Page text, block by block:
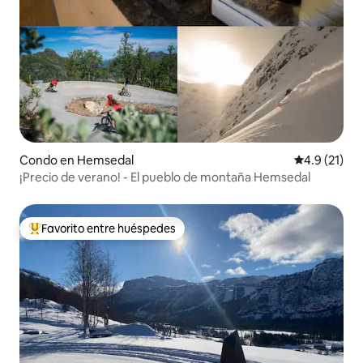
Condo en Hemsedal Calificación
4.9 (21)
¡Precio de verano! - El pueblo de montaña Hemsedal
Favorito entre huéspedes preferido
Favorito entre huéspedes